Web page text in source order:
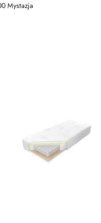
Mystazja